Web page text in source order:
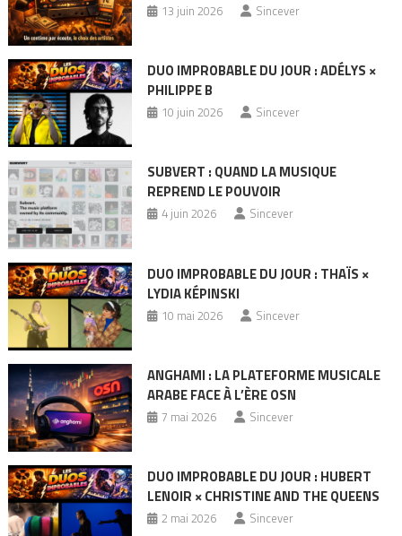
13 juin 2026 Sincever
DUO IMPROBABLE DU JOUR : ADÉLYS ×
PHILIPPE B
10 juin 2026 Sincever
SUBVERT : QUAND LA MUSIQUE
REPREND LE POUVOIR
4 juin 2026 Sincever
DUO IMPROBABLE DU JOUR : THAÏS ×
LYDIA KÉPINSKI
10 mai 2026 Sincever
ANGHAMI : LA PLATEFORME MUSICALE
ARABE FACE À L’ÈRE OSN
7 mai 2026 Sincever
DUO IMPROBABLE DU JOUR : HUBERT
LENOIR × CHRISTINE AND THE QUEENS
2 mai 2026 Sincever